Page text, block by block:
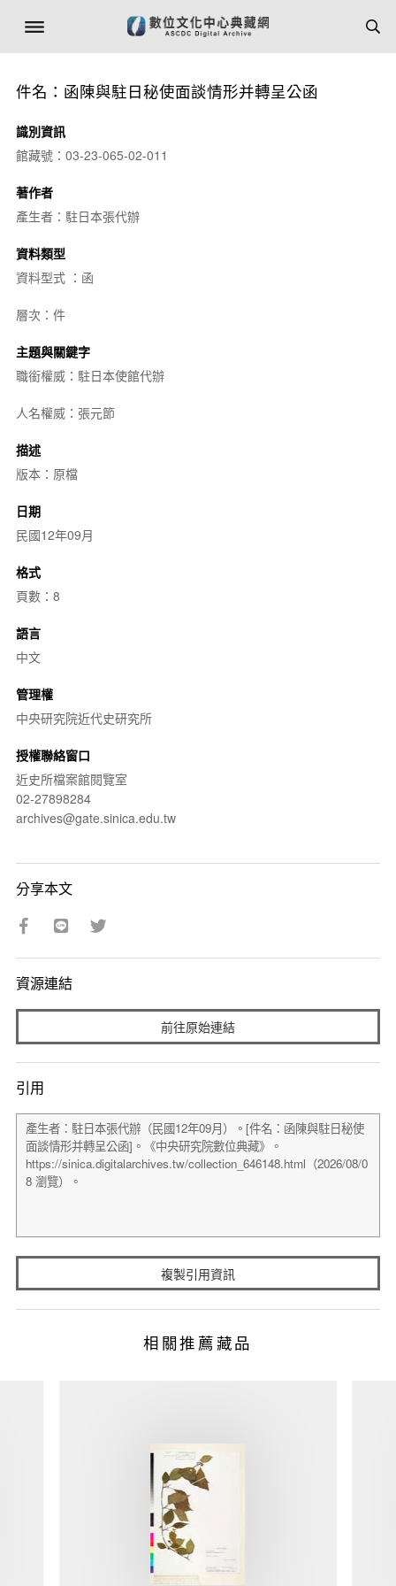
件名：函陳與駐日秘使面談情形并轉呈公函
識別資訊
館藏號：03-23-065-02-011
著作者
產生者：駐日本張代辦
資料類型
資料型式 ：函
層次：件
主題與關鍵字
職銜權威：駐日本使館代辦
人名權威：張元節
描述
版本：原檔
日期
民國12年09月
格式
頁數：8
語言
中文
管理權
中央研究院近代史研究所
授權聯絡窗口
近史所檔案館閱覽室
02-27898284
archives@gate.sinica.edu.tw
分享本文
資源連結
前往原始連結
引用
複製引用資訊
相關推薦藏品